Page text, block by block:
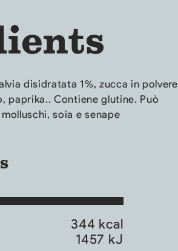
disidratata 1%, zucca in polvere
paprika.. Contiene glutine. Può
soia e senape
344 kcal
1457 kJ